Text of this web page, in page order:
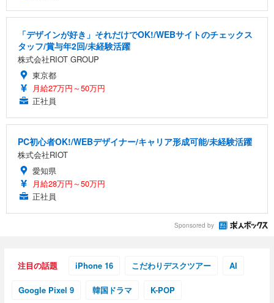
「デザインが好き」それだけでOK!/WEBサイトのチェックス
タッフ/賞与年2回/未経験活躍
株式会社RIOT GROUP
東京都
月給27万円～50万円
正社員
PC初心者OK!/WEBデザイナー/キャリア形成可能/未経験活躍
株式会社RIOT
愛知県
月給28万円～50万円
正社員
Sponsored by
注目の話題 iPhone 16 こだわりデスクツアー AI
Google Pixel 9 韓国ドラマ K-POP